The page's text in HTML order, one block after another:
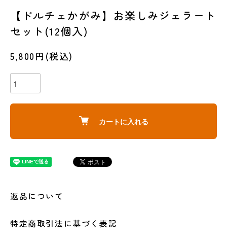
【ドルチェかがみ】お楽しみジェラート
セット(12個入)
5,800円(税込)
カートに入れる
返品について
特定商取引法に基づく表記